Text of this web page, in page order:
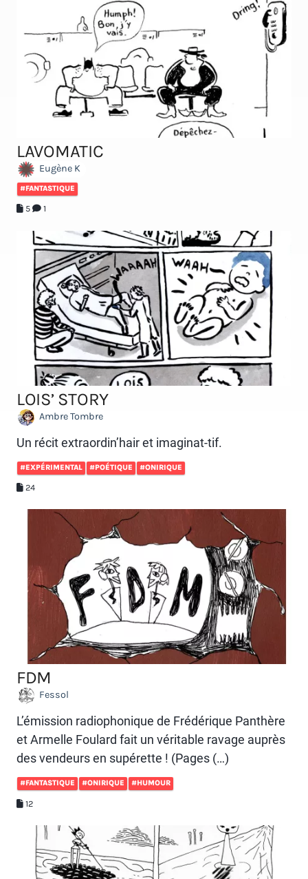
LAVOMATIC
Eugène K
#FANTASTIQUE
5 1
LOIS’ STORY
Ambre Tombre
Un récit extraordin’hair et imaginat-tif.
#EXPÉRIMENTAL #POÉTIQUE #ONIRIQUE
24
FDM
Fessol
L’émission radiophonique de Frédérique Panthère
et Armelle Foulard fait un véritable ravage auprès
des vendeurs en supérette ! (Pages (…)
#FANTASTIQUE #ONIRIQUE #HUMOUR
12